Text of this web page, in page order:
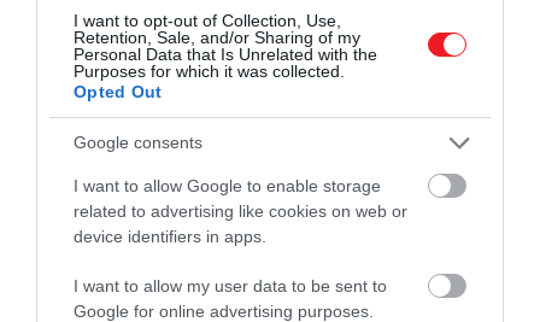
I want to opt-out of Collection, Use,
Retention, Sale, and/or Sharing of my
Personal Data that Is Unrelated with the
Purposes for which it was collected.
Opted Out
Google consents
I want to allow Google to enable storage
related to advertising like cookies on web or
device identifiers in apps.
I want to allow my user data to be sent to
Google for online advertising purposes.
mindig könnyű terep ez. Egy olyan országban, ahol
az éttermi kultúra még formálódóban van, és ahol
gyakran a csárdaélmény számít az étkezés
csúcsának, nehéz valódi párbeszédet
kezdeményezni a fenntarthatóságról. Sokan
költség van egy minőségi alapanyag mögött – és
sokszor irreális elvárásokat támasztanak. Nem
hiszem, hogy az éttermek dolga lenne kioktatni a
vendégeket, de ha hitelesen és következetesen
működünk, azzal talán példát tudunk mutatni.”